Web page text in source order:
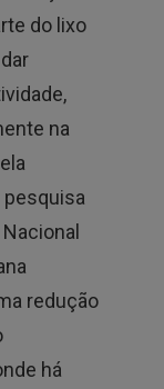
do lixo
na
pesquisa
redução
há